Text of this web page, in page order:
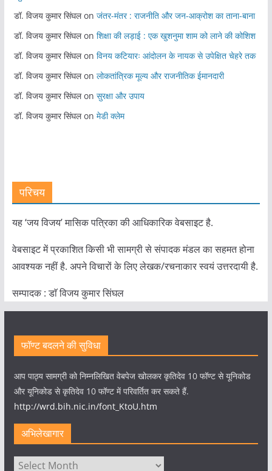
डॉ. विजय कुमार सिंघलon जंतर-मंतर : राजनीति और जन-आक्रोश का ताना-बाना
डॉ. विजय कुमार सिंघलon शिक्षा की लड़ाई : एक खुशनुमा शाम को लाने की कोशिश
डॉ. विजय कुमार सिंघलon विनय कटियारः आंदोलन के नायक से उपेक्षित चेहरे तक
डॉ. विजय कुमार सिंघलon लोकतांत्रिक मूल्य और राजनीतिक ईमानदारी
डॉ. विजय कुमार सिंघलon सुरक्षा और उपाय
डॉ. विजय कुमार सिंघलon मेडी क्लेम
परिचय
यह ‘जय विजय’ मासिक पत्रिका की आधिकारिक वेबसाइट है.
वेबसाइट में प्रकाशित किसी भी सामग्री से संपादक मंडल का सहमत होना
आवश्यक नहीं है. अपने विचारों के लिए लेखक/रचनाकार स्वयं उत्तरदायी है.
सम्पादक : डाॅ विजय कुमार सिंघल
फॉण्ट बदलने की सुविधा
आप पाठ्य सामग्री को निम्नलिखित वेबपेज खोलकर कृतिदेव 10 फॉण्ट से यूनिकोड
और यूनिकोड से कृतिदेव 10 फॉण्ट में परिवर्तित कर सकते हैं.
http://wrd.bih.nic.in/font_KtoU.htm
अभिलेखागार
अभिलेखागार